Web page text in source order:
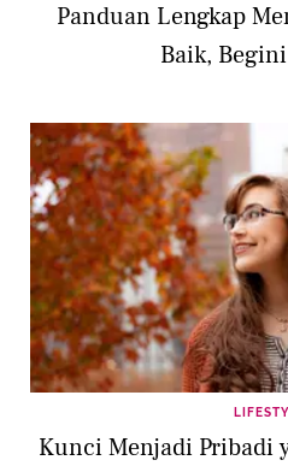
Panduan Lengkap
Baik,
Kunci Menjadi Pribadi